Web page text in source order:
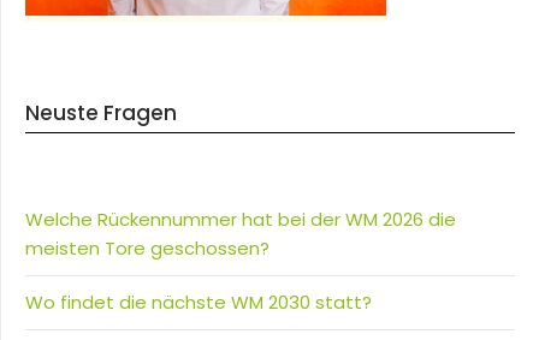
Neuste Fragen
Welche Rückennummer hat bei der WM 2026 die
meisten Tore geschossen?
Wo findet die nächste WM 2030 statt?